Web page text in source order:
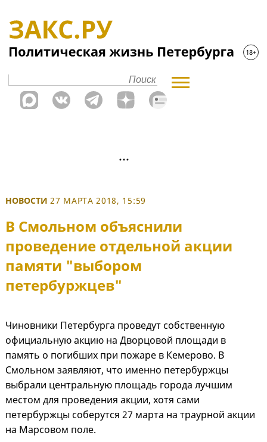
НОВОСТИ 27 МАРТА 2018, 15:59
В Смольном объяснили
проведение отдельной акции
памяти "выбором
петербуржцев"
Чиновники Петербурга проведут собственную
официальную акцию на Дворцовой площади в
память о погибших при пожаре в Кемерово. В
Смольном заявляют, что именно петербуржцы
выбрали центральную площадь города лучшим
местом для проведения акции, хотя сами
петербуржцы соберутся 27 марта на траурной акции
на Марсовом поле.